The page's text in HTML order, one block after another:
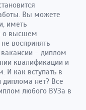
Вы можете
иметь
о высшем
воспринять
– диплом
квалификации и
И как вступать в
диплома нет? Все
любого ВУЗа в